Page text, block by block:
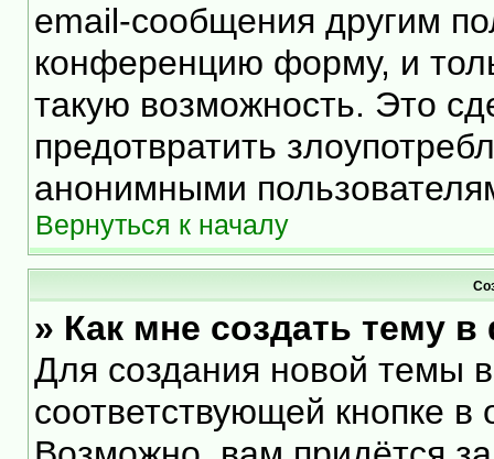
email-сообщения другим
конференцию форму, и
такую возможность. Это
предотвратить
анонимными
Вернуться к началу
» Как мне создать тему
Для создания новой темы
соответствующей кнопке